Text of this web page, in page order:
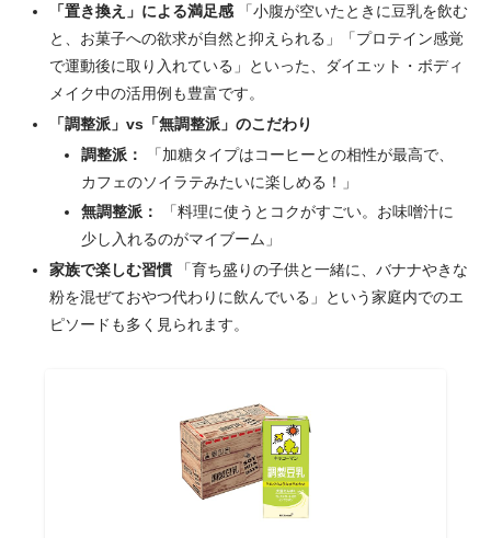
「置き換え」による満足感「小腹が空いたときに豆乳を飲む
と、お菓子への欲求が自然と抑えられる」「プロテイン感覚
で運動後に取り入れている」といった、ダイエット・ボディ
メイク中の活用例も豊富です。
「調整派」vs「無調整派」のこだわり
調整派：
「加糖タイプはコーヒーとの相性が最高で、
カフェのソイラテみたいに楽しめる！」
無調整派：
「料理に使うとコクがすごい。お味噌汁に
少し入れるのがマイブーム」
家族で楽しむ習慣「育ち盛りの子供と一緒に、バナナやきな
粉を混ぜておやつ代わりに飲んでいる」という家庭内でのエ
ピソードも多く見られます。